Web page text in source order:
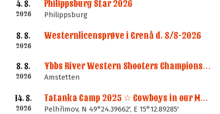
4. 8.
2026
Philippsburg Star 2026
Philippsburg
8. 8.
2026
Westernlicensprøve i Grenå d. 8/8-2026
8. 8.
2026
Ybbs River Western Shooters Championship 2026 + LM
Amstetten
14. 8.
2026
Tatanka Camp 2025 ☆ Cowboys in our Memories
Pelhřimov, N 49°24.39662', E 15°12.89285'